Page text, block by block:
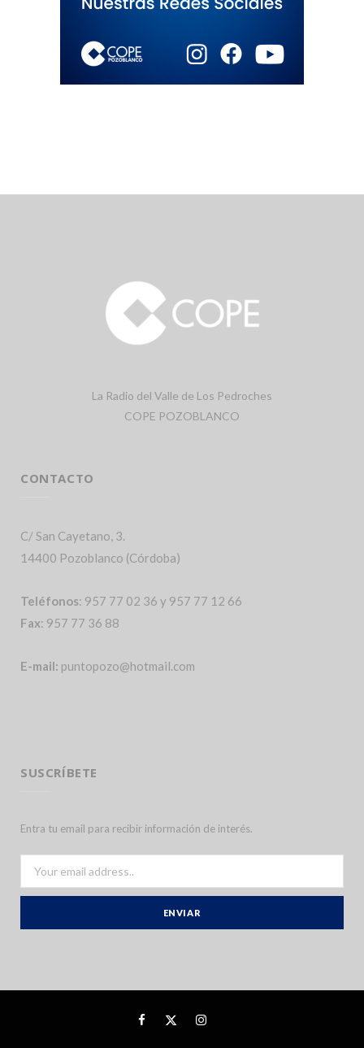
La Radio del Valle de Los Pedroches
COPE POZOBLANCO
CONTACTO
C/ San Cayetano, 3.
14400 Pozoblanco (Córdoba)
Teléfonos: 957 77 02 36 y 957 77 12 66
Fax: 957 77 36 88
E-mail: puntopozo@hotmail.com
SUSCRÍBETE
Entra tu email para recibir información de interés.